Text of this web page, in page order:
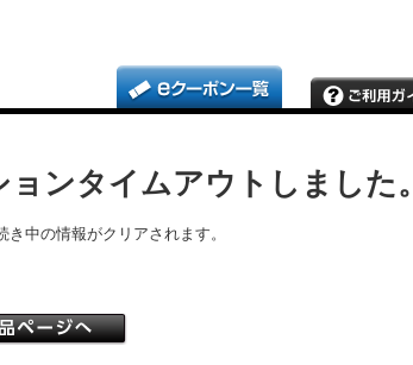
ンタイムアウトしました。
中の情報がクリアされます。